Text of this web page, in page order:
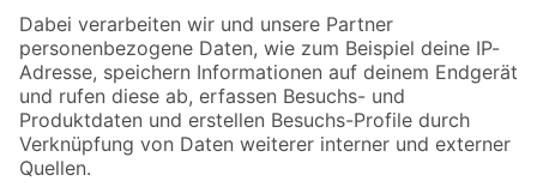
Zahlungsarten Versandarten